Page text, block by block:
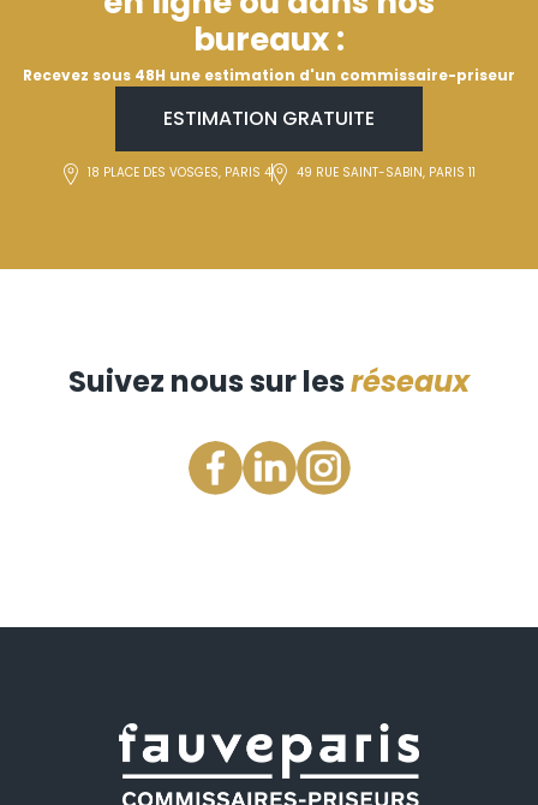
bureaux :
Recevez sous 48H une estimation d'un commissaire-priseur
ESTIMATION GRATUITE
18 PLACE DES VOSGES, PARIS 4 49 RUE SAINT-SABIN, PARIS 11
Suivez nous sur lesréseaux